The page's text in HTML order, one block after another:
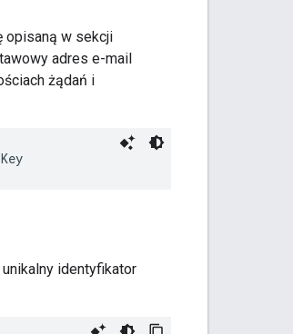
opisaną w sekcji
adres e-mail
żądań i
identyfikator